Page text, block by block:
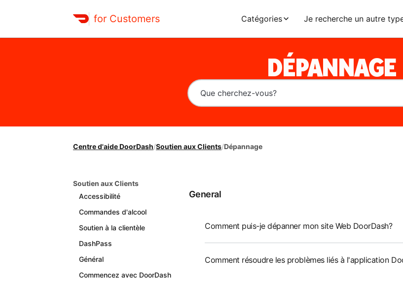
for Customers Catégories Je recherche un autre
DÉPANNAGE
Centre d'aide DoorDash/Soutien aux Clients/Dépannage
Soutien aux Clients
Accessibilité
Commandes d'alcool
Soutien à la clientèle
DashPass
Général
Commencez avec DoorDash
General
Comment puis-je dépanner mon site Web DoorDash?
Comment résoudre les problèmes liés à l'application